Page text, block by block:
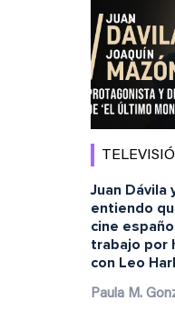
Juan Dávila
entiendo
cine
trabajo por
con Leo
Paula M.